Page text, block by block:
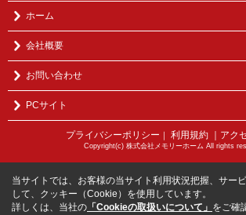
ホーム
会社概要
お問い合わせ
PCサイト
プライバシーポリシー ｜ 利用規約 ｜アク
Copyright(c) 株式会社メモリーホーム All rights
当サイトでは、お客様の当サイト利用状況把握、サー
して、クッキー（Cookie）を使用しています。
詳しくは、当社の 「Cookieの取扱いについて」 をご確